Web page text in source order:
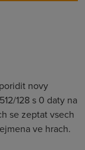
novy
128 s 0 daty na
se zeptat vsech
ve hrach.